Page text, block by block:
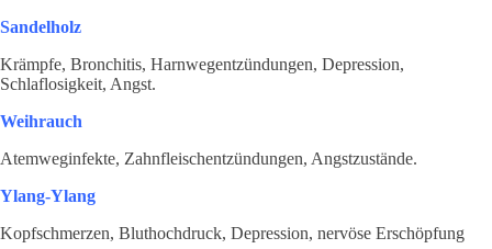
Sandelholz
Krämpfe, Bronchitis, Harnwegentzündungen, Depression,
Schlaflosigkeit, Angst.
Weihrauch
Atemweginfekte, Zahnfleischentzündungen, Angstzustände.
Ylang-Ylang
Kopfschmerzen, Bluthochdruck, Depression, nervöse Erschöpfung